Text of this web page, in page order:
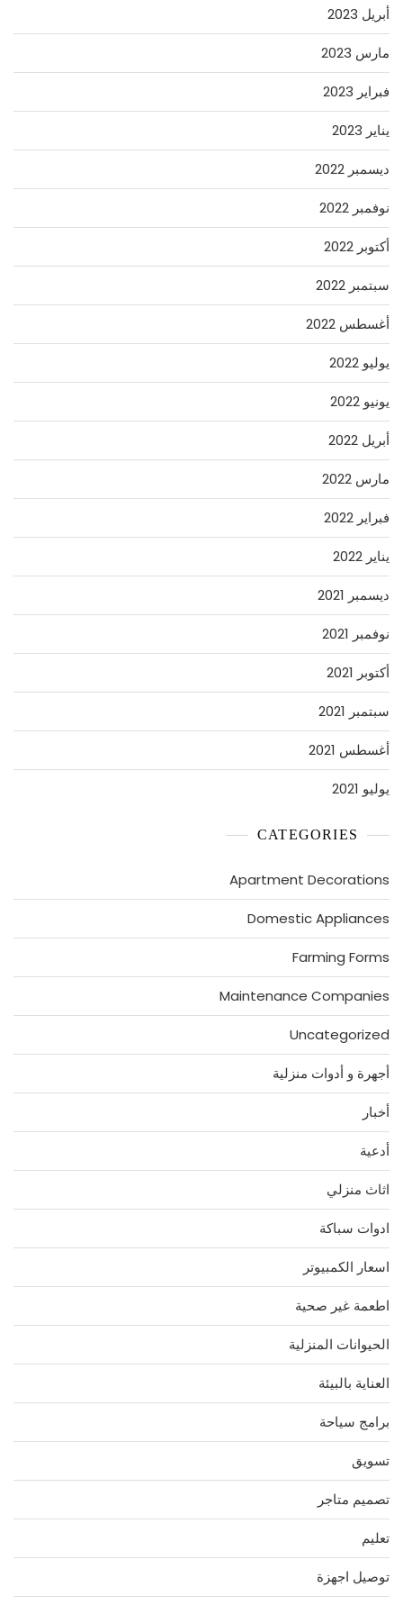
أبريل 2023
مارس 2023
فبراير 2023
يناير 2023
ديسمبر 2022
نوفمبر 2022
أكتوبر 2022
سبتمبر 2022
أغسطس 2022
يوليو 2022
يونيو 2022
أبريل 2022
مارس 2022
فبراير 2022
يناير 2022
ديسمبر 2021
نوفمبر 2021
أكتوبر 2021
سبتمبر 2021
أغسطس 2021
يوليو 2021
CATEGORIES
Apartment Decorations
Domestic Appliances
Farming Forms
Maintenance Companies
Uncategorized
أجهرة و أدوات منزلية
أخبار
أدعية
اثاث منزلي
ادوات سباكة
اسعار الكمبيوتر
اطعمة غير صحية
الحيوانات المنزلية
العناية بالبيئة
برامج سياحة
تسويق
تصميم متاجر
تعليم
توصيل اجهزة